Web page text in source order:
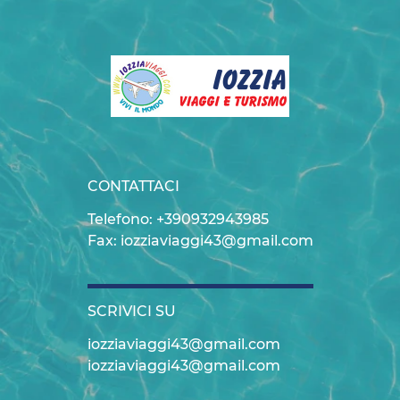
CONTATTACI
Telefono: +390932943985
Fax: iozziaviaggi43@gmail.com
SCRIVICI SU
iozziaviaggi43@gmail.com
iozziaviaggi43@gmail.com